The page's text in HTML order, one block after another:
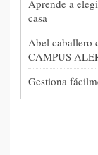
Aprende a
casa
Abel caballero
CAMPUS
Gestiona